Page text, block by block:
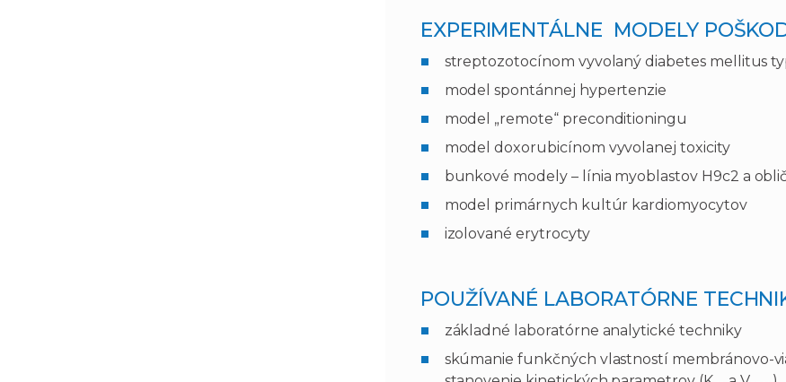
EXPERIMENTÁLNE MODELY
streptozotocínom vyvolaný diabetes mellitus
model spontánnej hypertenzie
model „remote“ preconditioningu
model doxorubicínom vyvolanej toxicity
bunkové modely – línia myoblastov H9c2 a
model primárnych kultúr kardiomyocytov
izolované erytrocyty
POUŽÍVANÉ LABORATÓRNE
základné laboratórne analytické techniky
skúmanie funkčných vlastností membránovo-